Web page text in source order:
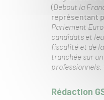
(Debout la
représentant
Parlement
candidats et
fiscalité et de
tranchée sur
professionnels.
Rédaction